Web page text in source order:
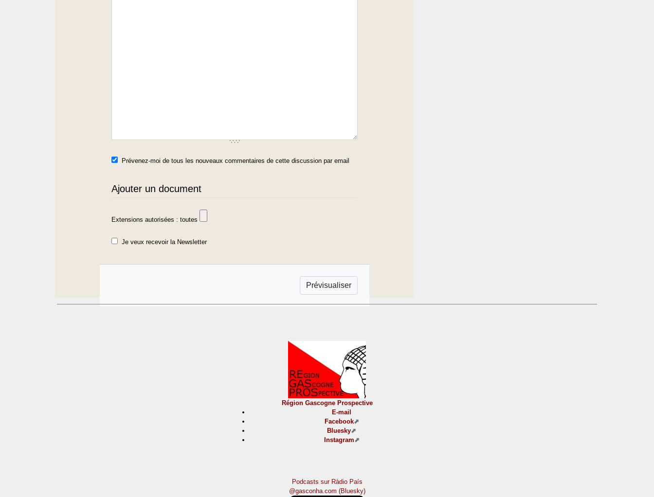
Prévenez-moi de tous les nouveaux commentaires de cette discussion par email
Ajouter un document
Extensions autorisées : toutes
Je veux recevoir la Newsletter
Région Gascogne Prospective
E-mail
Facebook
Bluesky
Instagram
Podcasts sur Ràdio País
@gasconha.com (Bluesky)